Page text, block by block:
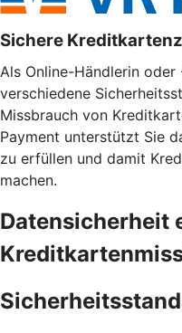
Sichere
Als Online-Händlerin oder
verschiedene
Missbrauch von
Payment unterstützt Sie
zu erfüllen und damit
machen.
Datensicherheit